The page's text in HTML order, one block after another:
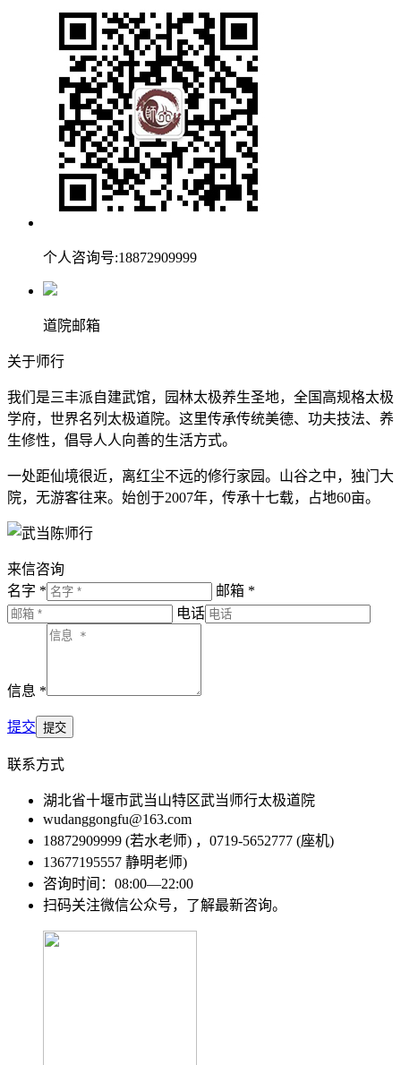
个人咨询号:18872909999
道院邮箱
关于师行
我们是三丰派自建武馆，园林太极养生圣地，全国高规格太极
学府，世界名列太极道院。这里传承传统美德、功夫技法、养
生修性，倡导人人向善的生活方式。
一处距仙境很近，离红尘不远的修行家园。山谷之中，独门大
院，无游客往来。始创于2007年，传承十七载，占地60亩。
来信咨询
名字 *
邮箱 *
电话
信息 *
提交
联系方式
湖北省十堰市武当山特区武当师行太极道院
wudanggongfu@163.com
18872909999 (若水老师) ，0719-5652777 (座机)
13677195557 静明老师)
咨询时间：08:00—22:00
扫码关注微信公众号，了解最新咨询。